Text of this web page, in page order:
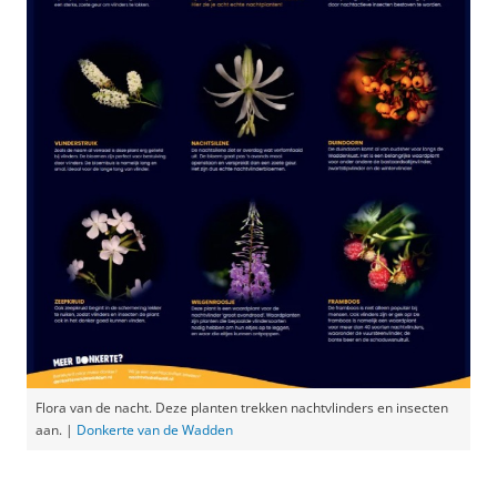
Flora van de nacht. Deze planten trekken nachtvlinders en insecten
aan. | Donkerte van de Wadden